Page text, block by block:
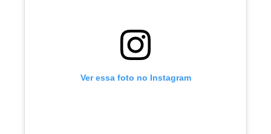
Ver essa foto no Instagram